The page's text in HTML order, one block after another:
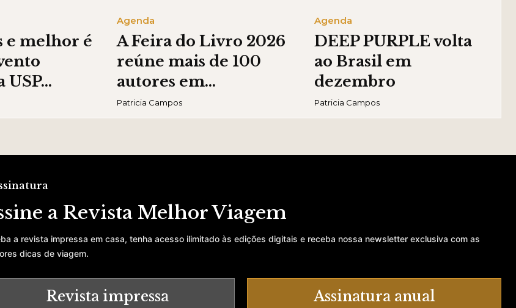
e melhor é
Agenda
A Feira do Livro 2026
reúne mais de 100
autores em...
Patricia Campos
Agenda
DEEP PURPLE volta
ao Brasil em
dezembro
Patricia Campos
a Revista Melhor Viagem
a revista impressa em casa, tenha acesso ilimitado às edições digitais e receba nossa newsletter exclusiva com as
dicas de viagem.
Revista impressa Assinatura anual